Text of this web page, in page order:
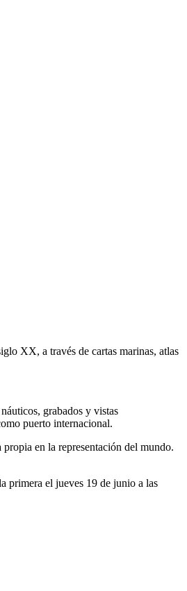
XX, a través de cartas marinas, atlas
grabados y vistas
puerto internacional.
propia en la representación del mundo.
primera el jueves 19 de junio a las